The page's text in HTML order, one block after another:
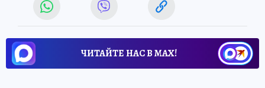
ЧИТАЙТЕ НАС В МАХ!